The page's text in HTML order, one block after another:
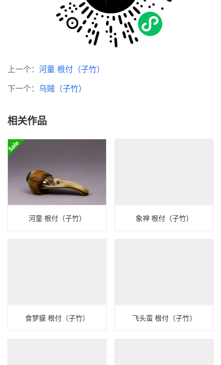
上一个： 河童 根付（子竹）
下一个： 乌贼（子竹）
相关作品
河童 根付（子竹） 象神 根付（子竹）
食梦貘 根付（子竹） 飞头蛮 根付（子竹）